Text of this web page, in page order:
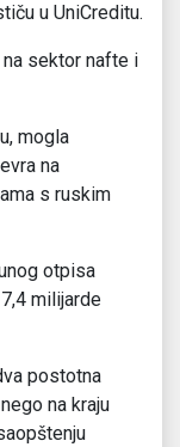
u UniCreditu.
sektor nafte i
mogla
na
s ruskim
otpisa
milijarde
postotna
na kraju